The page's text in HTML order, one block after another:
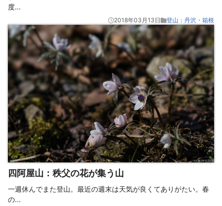
度...
2018年03月13日 登山：丹沢・箱根
四阿屋山：秩父の花が集う山
一週休んでまた登山。最近の週末は天気が良くてありがたい。春
の...